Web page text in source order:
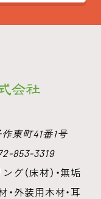
東町41番1号
853-3319
グ（床材）・無垢
・外装用木材・耳